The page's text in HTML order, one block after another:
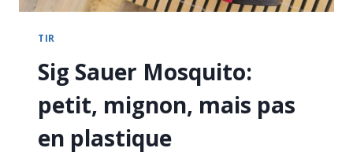
TIR
Sig Sauer Mosquito:
petit, mignon, mais pas
en plastique